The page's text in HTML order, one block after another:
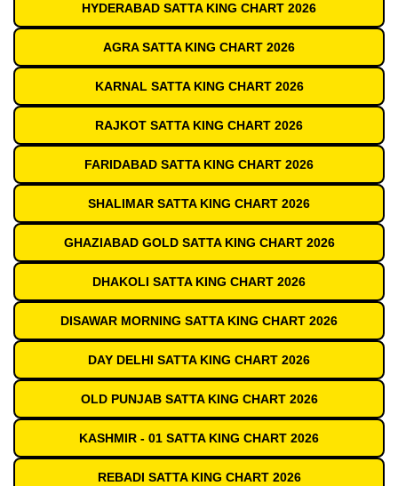
HYDERABAD SATTA KING CHART 2026
AGRA SATTA KING CHART 2026
KARNAL SATTA KING CHART 2026
RAJKOT SATTA KING CHART 2026
FARIDABAD SATTA KING CHART 2026
SHALIMAR SATTA KING CHART 2026
GHAZIABAD GOLD SATTA KING CHART 2026
DHAKOLI SATTA KING CHART 2026
DISAWAR MORNING SATTA KING CHART 2026
DAY DELHI SATTA KING CHART 2026
OLD PUNJAB SATTA KING CHART 2026
KASHMIR - 01 SATTA KING CHART 2026
REBADI SATTA KING CHART 2026